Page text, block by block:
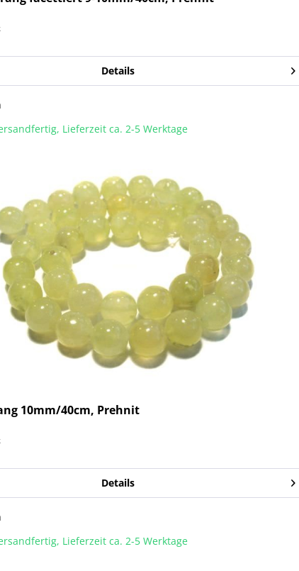
Details
Lieferzeit ca. 2-5 Werktage
10mm/40cm, Prehnit
Details
Lieferzeit ca. 2-5 Werktage